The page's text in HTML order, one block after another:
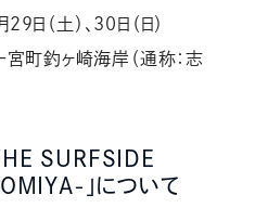
（土）、30日（日）
町釣ヶ崎海岸（通称：志
SURFSIDE
」について